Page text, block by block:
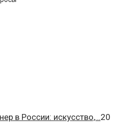
в России: искусство,…20